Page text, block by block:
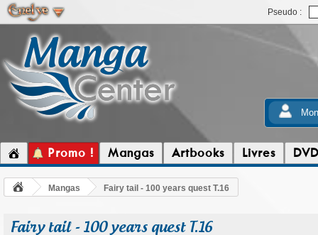
Pseudo :
Promo ! Mangas Artbooks Livres DVD
Mangas Fairy tail - 100 years quest T.16
Fairy tail - 100 years quest T.16